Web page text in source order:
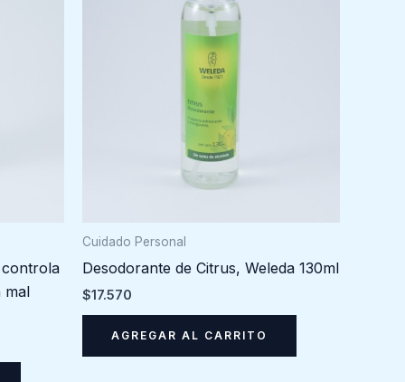
mal
Cuidado Personal
Desodorante de Citrus, Weleda 130ml
$17.570
AGREGAR AL CARRITO